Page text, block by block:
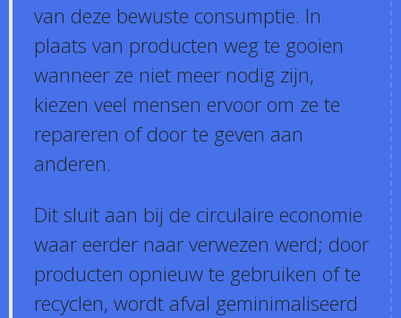
van deze bewuste consumptie. In
plaats van producten weg te gooien
wanneer ze niet meer nodig zijn,
kiezen veel mensen ervoor om ze te
repareren of door te geven aan
anderen.
Dit sluit aan bij de circulaire economie
waar eerder naar verwezen werd; door
producten opnieuw te gebruiken of te
recyclen, wordt afval geminimaliseerd